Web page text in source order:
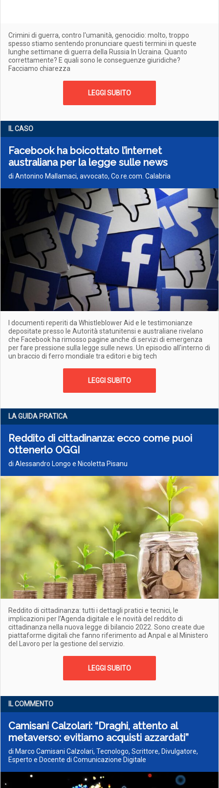
Crimini di guerra, contro l'umanità, genocidio: molto, troppo
spesso stiamo sentendo pronunciare questi termini in queste
lunghe settimane di guerra della Russia In Ucraina. Quanto
correttamente? E quali sono le conseguenze giuridiche?
Facciamo chiarezza
LEGGI SUBITO
IL CASO
Facebook ha boicottato l’internet
australiana per la legge sulle news
di Antonino Mallamaci, avvocato, Co.re.com. Calabria
I documenti reperiti da Whistleblower Aid e le testimonianze
depositate presso le Autorità statunitensi e australiane rivelano
che Facebook ha rimosso pagine anche di servizi di emergenza
per fare pressione sulla legge sulle news. Un episodio all'interno di
un braccio di ferro mondiale tra editori e big tech
LEGGI SUBITO
LA GUIDA PRATICA
Reddito di cittadinanza: ecco come puoi
ottenerlo OGGI
di Alessandro Longo e Nicoletta Pisanu
Reddito di cittadinanza: tutti i dettagli pratici e tecnici, le
implicazioni per l’Agenda digitale e le novità del reddito di
cittadinanza nella nuova legge di bilancio 2022. Sono create due
piattaforme digitali che fanno riferimento ad Anpal e al Ministero
del Lavoro per la gestione del servizio.
LEGGI SUBITO
IL COMMENTO
Camisani Calzolari: “Draghi, attento al
metaverso: evitiamo acquisti azzardati”
di Marco Camisani Calzolari, Tecnologo, Scrittore, Divulgatore,
Esperto e Docente di Comunicazione Digitale